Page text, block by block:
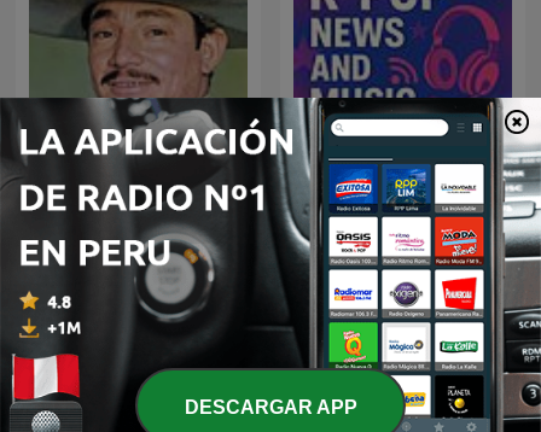
JAVIER SOLIS EN NOCHE
DE ROMANCE
KPOP Unreleased
DESCARGAR APP